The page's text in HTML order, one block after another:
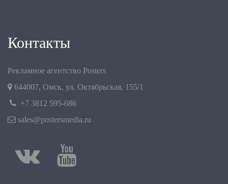
Контакты
Рекламное агентство Posters
644007, Омск, ул. Октябрьская, 155/1
+7 3812 595-686
sales@postersmedia.ru